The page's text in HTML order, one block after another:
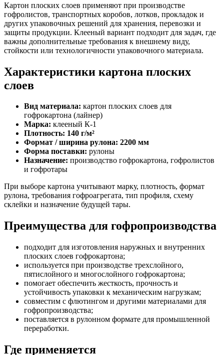
Картон плоских слоев применяют при производстве
гофролистов, транспортных коробов, лотков, прокладок и
других упаковочных решений для хранения, перевозки и
защиты продукции. Клееный вариант подходит для задач, где
важны дополнительные требования к внешнему виду,
стойкости или технологичности упаковочного материала.
Характеристики картона плоских
слоев
Вид материала: картон плоских слоев для
гофрокартона (лайнер)
Марка: клееный К-1
Плотность: 140 г/м²
Формат / ширина рулона: 2200 мм
Форма поставки: рулоны
Назначение: производство гофрокартона, гофролистов
и гофротары
При выборе картона учитывают марку, плотность, формат
рулона, требования гофроагрегата, тип профиля, схему
склейки и назначение будущей тары.
Преимущества для гофропроизводства
подходит для изготовления наружных и внутренних
плоских слоев гофрокартона;
используется при производстве трехслойного,
пятислойного и многослойного гофрокартона;
помогает обеспечить жесткость, прочность и
устойчивость упаковки к механическим нагрузкам;
совместим с флютингом и другими материалами для
гофропроизводства;
поставляется в рулонном формате для промышленной
переработки.
Где применяется